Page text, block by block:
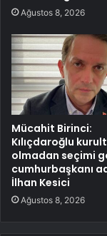
Ağustos 8, 2026
Mücahit Birinci:
Kılıçdaroğlu
olmadan seçimi
cumhurbaşkanı
İlhan Kesici
Ağustos 8, 2026